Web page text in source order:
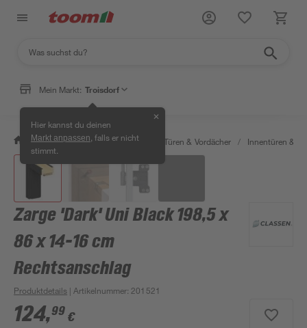
Mein Markt: Troisdorf
Hier kannst du deinen
Markt anpassen , falls er nicht
stimmt.
✕
/ Bauen & Renovieren / Fenster, Türen & Vordächer / Innentüren &
Zarge 'Dark' Uni Black 198,5 x
86 x 14-16 cm
Rechtsanschlag
Produktdetails | Artikelnummer: 201521
124,99 €